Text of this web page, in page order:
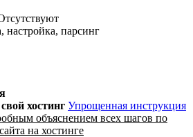
настройка, парсинг
хостинг Упрощенная инструкция
объяснением всех шагов по
на хостинге